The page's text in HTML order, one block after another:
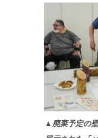
▲廃棄予定の